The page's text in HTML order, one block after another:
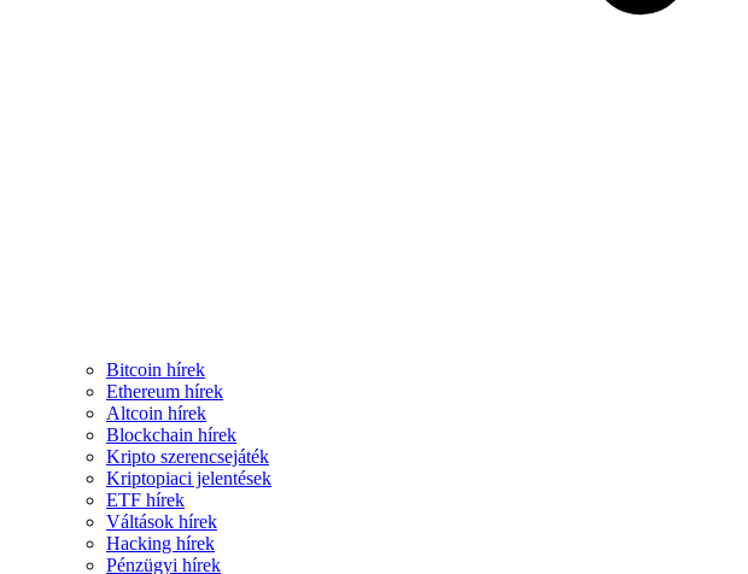
Bitcoin hírek
Ethereum hírek
Altcoin hírek
Blockchain hírek
Kripto szerencsejáték
Kriptopiaci jelentések
ETF hírek
Váltások hírek
Hacking hírek
Pénzügyi hírek